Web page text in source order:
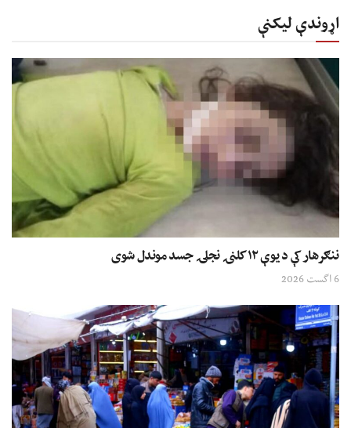
اړوندې لیکنې
ننګرهار کې د یوې ۱۲ کلنۍ نجلۍ جسد موندل شوی
6 اگست 2026